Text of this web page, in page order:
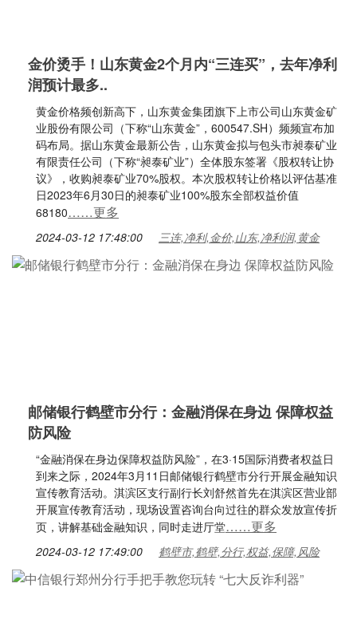
金价烫手！山东黄金2个月内“三连买”，去年净利
润预计最多..
黄金价格频创新高下，山东黄金集团旗下上市公司山东黄金矿
业股份有限公司（下称“山东黄金”，600547.SH）频频宣布加
码布局。据山东黄金最新公告，山东黄金拟与包头市昶泰矿业
有限责任公司（下称“昶泰矿业”）全体股东签署《股权转让协
议》，收购昶泰矿业70%股权。本次股权转让价格以评估基准
日2023年6月30日的昶泰矿业100%股东全部权益价值
68180……更多
2024-03-12 17:48:00 三连,净利,金价,山东,净利润,黄金
邮储银行鹤壁市分行：金融消保在身边 保障权益
防风险
“金融消保在身边保障权益防风险”，在3·15国际消费者权益日
到来之际，2024年3月11日邮储银行鹤壁市分行开展金融知识
宣传教育活动。淇滨区支行副行长刘舒然首先在淇滨区营业部
开展宣传教育活动，现场设置咨询台向过往的群众发放宣传折
页，讲解基础金融知识，同时走进厅堂……更多
2024-03-12 17:49:00 鹤壁市,鹤壁,分行,权益,保障,风险